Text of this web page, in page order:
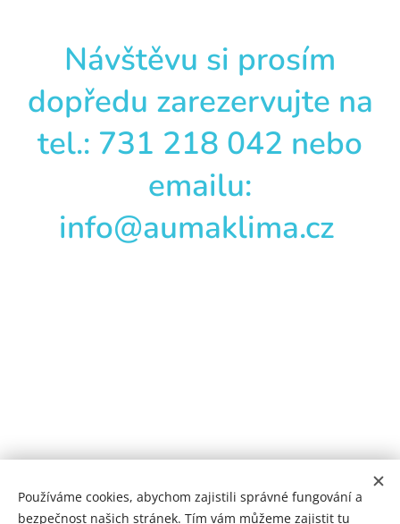
Návštěvu si prosím
dopředu zarezervujte na
tel.: 731 218 042 nebo
emailu:
info@aumaklima.cz
Používáme cookies, abychom zajistili správné fungování a
bezpečnost našich stránek. Tím vám můžeme zajistit tu